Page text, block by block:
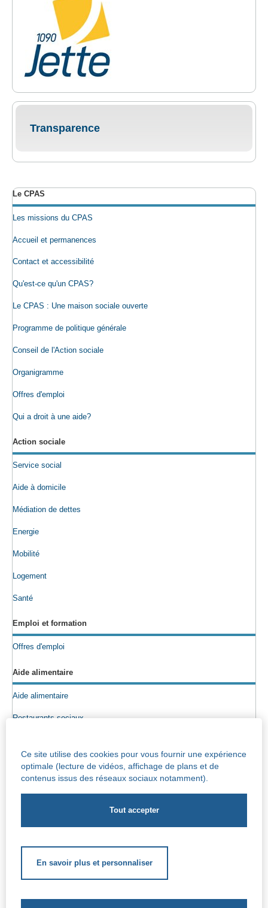
Ce site utilise des cookies pour vous fournir une expérience
optimale (lecture de vidéos, affichage de plans et de
contenus issus des réseaux sociaux notamment).
En savoir plus et personnaliser
Transparence
Le CPAS
Les missions du CPAS
Accueil et permanences
Contact et accessibilité
Qu'est-ce qu'un CPAS?
Le CPAS : Une maison sociale ouverte
Programme de politique générale
Conseil de l'Action sociale
Organigramme
Offres d'emploi
Qui a droit à une aide?
Action sociale
Service social
Aide à domicile
Médiation de dettes
Energie
Mobilité
Logement
Santé
Emploi et formation
Offres d'emploi
Aide alimentaire
Aide alimentaire
Restaurants sociaux
Epicerie sociale
Socio-culturel
Soutien scolaire